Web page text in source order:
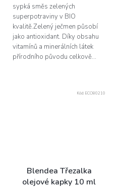
sypká směs zelených
superpotraviny v BIO
kvalitě.Zelený ječmen působí
jako antioxidant. Díky obsahu
vitamínů a minerálních látek
přírodního původu celkově...
Blendea Třezalka
olejové kapky 10 ml
Kód: ECO80210